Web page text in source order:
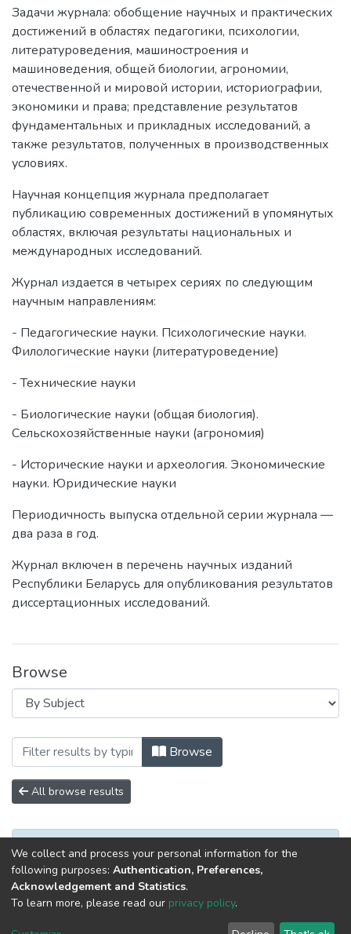
Задачи журнала: обобщение научных и практических
достижений в областях педагогики, психологии,
литературоведения, машиностроения и
машиноведения, общей биологии, агрономии,
отечественной и мировой истории, историографии,
экономики и права; представление результатов
фундаментальных и прикладных исследований, а
также результатов, полученных в производственных
условиях.
Научная концепция журнала предполагает
публикацию современных достижений в упомянутых
областях, включая результаты национальных и
международных исследований.
Журнал издается в четырех сериях по следующим
научным направлениям:
- Педагогические науки. Психологические науки.
Филологические науки (литературоведение)
- Технические науки
- Биологические науки (общая биология).
Сельскохозяйственные науки (агрономия)
- Исторические науки и археология. Экономические
науки. Юридические науки
Периодичность выпуска отдельной серии журнала —
два раза в год.
Журнал включен в перечень научных изданий
Республики Беларусь для опубликования результатов
диссертационных исследований.
Browse
Browsing Вестник Барановичского
Browse
All browse results
No items to show.
DSpace software copyright © 2002-2026
Cookie End User Send
We collect and process your personal information for the
following purposes: Authentication, Preferences,
Acknowledgement and Statistics.
To learn more, please read our privacy policy.